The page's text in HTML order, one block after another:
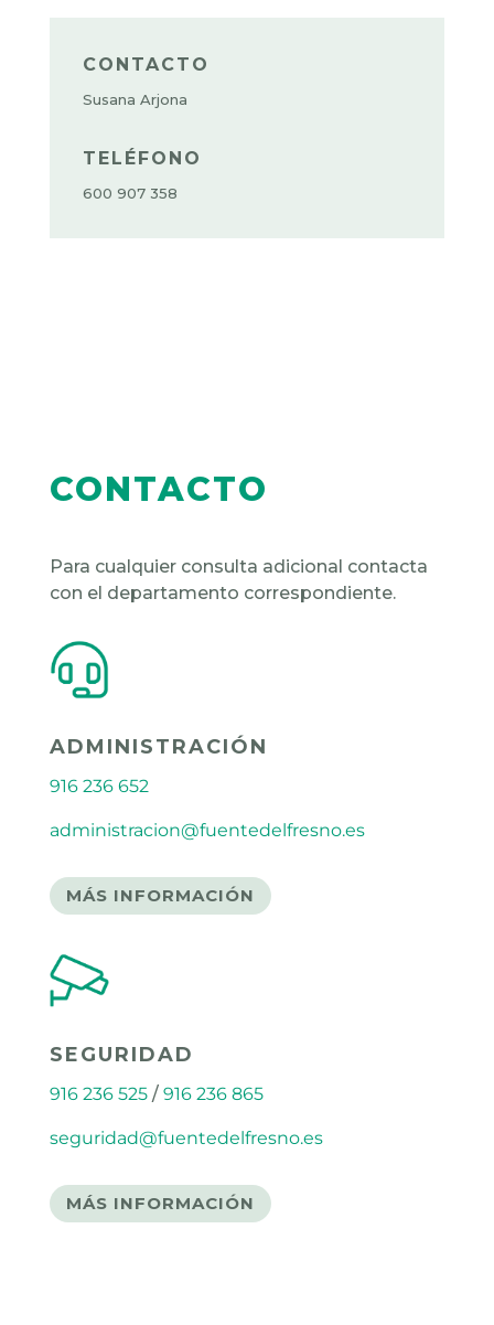
CONTACTO
Susana Arjona
TELÉFONO
600 907 358
CONTACTO
Para cualquier consulta adicional contacta
con el departamento correspondiente.
ADMINISTRACIÓN
916 236 652
administracion@fuentedelfresno.es
MÁS INFORMACIÓN
SEGURIDAD
916 236 525/ 916 236 865
seguridad@fuentedelfresno.es
MÁS INFORMACIÓN